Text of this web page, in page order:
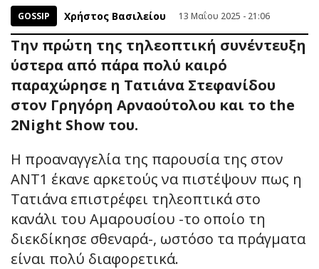
GOSSIP Χρήστος Βασιλείου 13 Μαΐου 2025 - 21:06
Την πρώτη της τηλεοπτική συνέντευξη
ύστερα από πάρα πολύ καιρό
παραχώρησε η Τατιάνα Στεφανίδου
στον Γρηγόρη Αρναούτολου και το the
2Night Show του.
Η προαναγγελία της παρουσία της στον
ΑΝΤ1 έκανε αρκετούς να πιστέψουν πως η
Τατιάνα επιστρέφει τηλεοπτικά στο
κανάλι του Αμαρουσίου -το οποίο τη
διεκδίκησε σθεναρά-, ωστόσο τα πράγματα
είναι πολύ διαφορετικά.